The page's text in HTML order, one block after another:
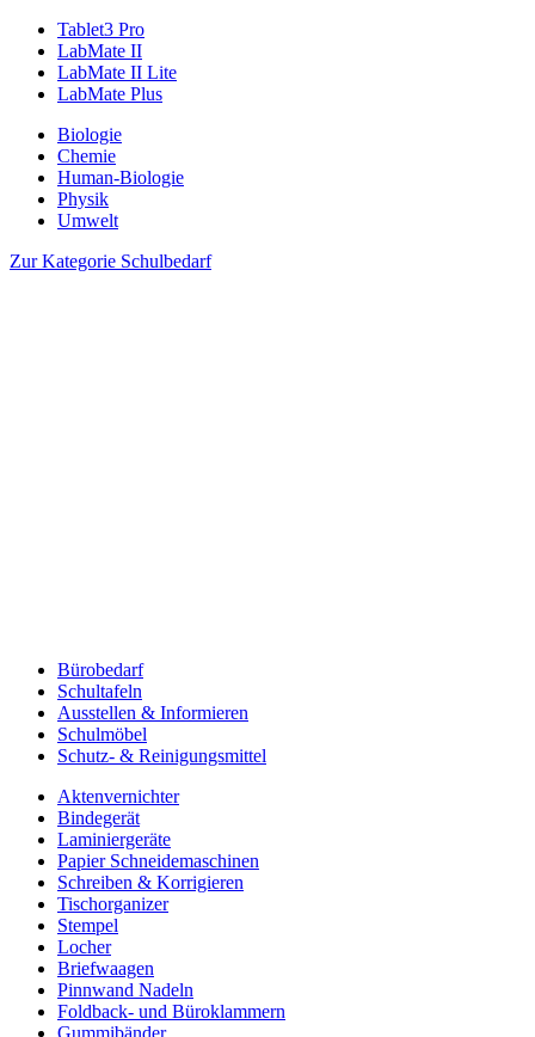
Tablet3 Pro
LabMate II
LabMate II Lite
LabMate Plus
Biologie
Chemie
Human-Biologie
Physik
Umwelt
Zur Kategorie Schulbedarf
Bürobedarf
Schultafeln
Ausstellen & Informieren
Schulmöbel
Schutz- & Reinigungsmittel
Aktenvernichter
Bindegerät
Laminiergeräte
Papier Schneidemaschinen
Schreiben & Korrigieren
Tischorganizer
Stempel
Locher
Briefwaagen
Pinnwand Nadeln
Foldback- und Büroklammern
Gummibänder